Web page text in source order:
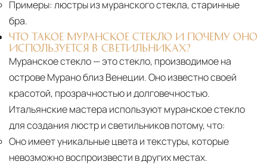
Примеры: люстры из муранского стекла, старинные
бра.
ЧТО ТАКОЕ МУРАНСКОЕ СТЕКЛО И ПОЧЕМУ ОНО
ИСПОЛЬЗУЕТСЯ В СВЕТИЛЬНИКАХ?
Муранское стекло — это стекло, производимое на
острове Мурано близ Венеции. Оно известно своей
красотой, прозрачностью и долговечностью.
Итальянские мастера используют муранское стекло
для создания люстр и светильников потому, что:
Оно имеет уникальные цвета и текстуры, которые
невозможно воспроизвести в других местах.